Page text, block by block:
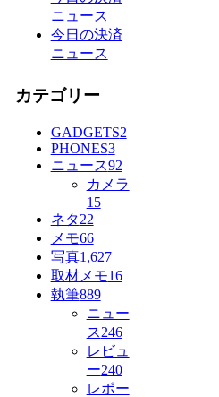
ニュース
今日の決済
ニュース
カテゴリー
GADGETS2
PHONES3
ニュース92
カメラ
15
ネタ22
メモ66
写真1,627
取材メモ16
執筆889
ニュー
ス246
レビュ
ー240
レポー